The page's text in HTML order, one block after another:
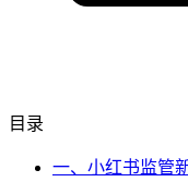
目录
一、小红书监管